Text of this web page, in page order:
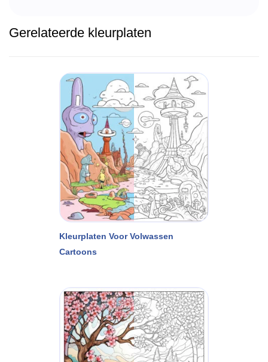
Gerelateerde kleurplaten
Kleurplaten Voor Volwassen
Cartoons